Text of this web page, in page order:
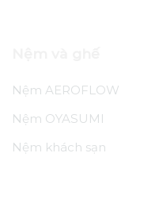
Nệm AEROFLOW
Nệm OYASUMI
Nệm khách sạn